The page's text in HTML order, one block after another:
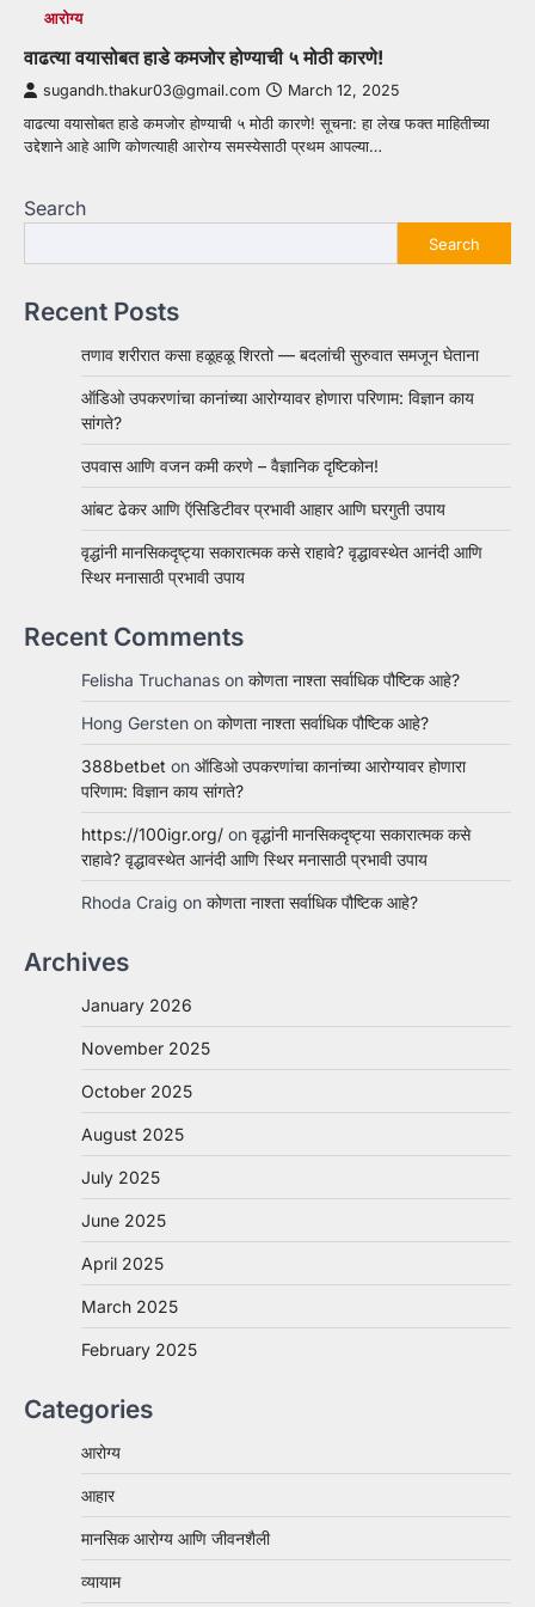
आरोग्य
वाढत्या वयासोबत हाडे कमजोर होण्याची ५ मोठी कारणे!
sugandh.thakur03@gmail.com March 12, 2025
वाढत्या वयासोबत हाडे कमजोर होण्याची ५ मोठी कारणे! सूचना: हा लेख फक्त माहितीच्या
उद्देशाने आहे आणि कोणत्याही आरोग्य समस्येसाठी प्रथम आपल्या…
Search
Search
Recent Posts
तणाव शरीरात कसा हळूहळू शिरतो — बदलांची सुरुवात समजून घेताना
ऑडिओ उपकरणांचा कानांच्या आरोग्यावर होणारा परिणाम: विज्ञान काय
सांगते?
उपवास आणि वजन कमी करणे – वैज्ञानिक दृष्टिकोन!
आंबट ढेकर आणि ऍसिडिटीवर प्रभावी आहार आणि घरगुती उपाय
वृद्धांनी मानसिकदृष्ट्या सकारात्मक कसे राहावे? वृद्धावस्थेत आनंदी आणि
स्थिर मनासाठी प्रभावी उपाय
Recent Comments
Felisha Truchanas on कोणता नाश्ता सर्वाधिक पौष्टिक आहे?
Hong Gersten on कोणता नाश्ता सर्वाधिक पौष्टिक आहे?
388betbet on ऑडिओ उपकरणांचा कानांच्या आरोग्यावर होणारा
परिणाम: विज्ञान काय सांगते?
https://100igr.org/ on वृद्धांनी मानसिकदृष्ट्या सकारात्मक कसे
राहावे? वृद्धावस्थेत आनंदी आणि स्थिर मनासाठी प्रभावी उपाय
Rhoda Craig on कोणता नाश्ता सर्वाधिक पौष्टिक आहे?
Archives
January 2026
November 2025
October 2025
August 2025
July 2025
June 2025
April 2025
March 2025
February 2025
Categories
आरोग्य
आहार
मानसिक आरोग्य आणि जीवनशैली
व्यायाम